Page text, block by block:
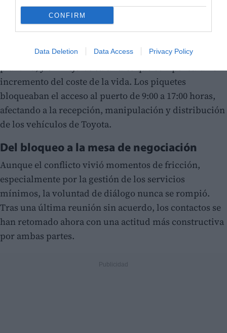
CONFIRM
Data Deletion Data Access Privacy Policy
carga de trabajo, considerado excesivo por la
plantilla, y en mejoras salariales que compensaran el
incremento del coste de la vida. Los piquetes
bloqueaban el acceso al puerto de 9:00 a 17:00 horas,
afectando a la recepción, manipulación y distribución
de los vehículos de Toyota.
Del bloqueo a la mesa de negociación
Aunque el conflicto vivió momentos de fricción,
especialmente por la gestión de los servicios
mínimos, la voluntad de diálogo nunca se rompió.
Tras una última reunión sin acuerdo, los contactos se
han retomado ahora con una actitud más constructiva
por ambas partes.